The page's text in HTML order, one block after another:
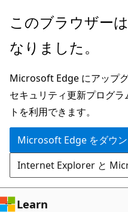
メ
ン
ン
テ
ン
ツ
に
ス
キ
ッ
ペ
ジ
ナ
ビ
ゲ
ー
シ
ョ
ン
に
このブラウザー
なりました。
Microsoft Edge にアップ
セキュリティ更新プログ
トを利用できます。
Microsoft Edge をダウ
Internet Explorer と
Learn